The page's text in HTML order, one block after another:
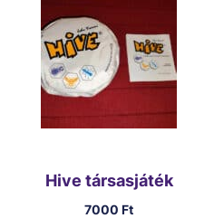
Hive társasjáték
7000Ft